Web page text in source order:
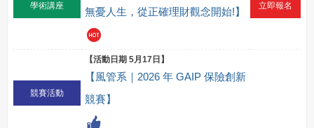
學術講座
無憂人生，從正確理財觀念開始!】
立即報名
競賽活動
【活動日期 5月17日】
【風管系｜2026 年 GAIP 保險創新
競賽】